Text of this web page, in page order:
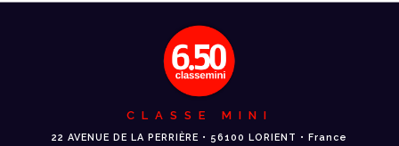
CLASSE MINI
22 AVENUE DE LA PERRIÈRE • 56100 LORIENT • France